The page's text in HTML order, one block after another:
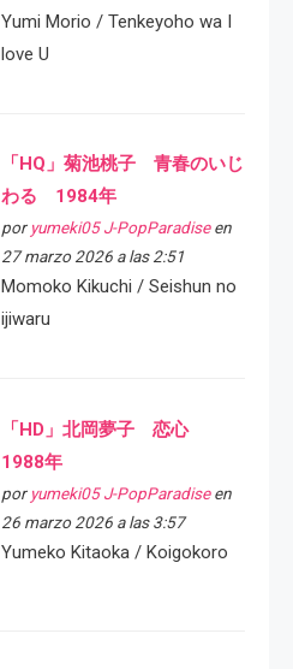
Yumi Morio / Tenkeyoho wa I
love U
「HQ」菊池桃子 青春のいじ
わる 1984年
por yumeki05 J-PopParadiseen
27 marzo 2026 a las 2:51
Momoko Kikuchi / Seishun no
ijiwaru
「HD」北岡夢子 恋心
1988年
por yumeki05 J-PopParadiseen
26 marzo 2026 a las 3:57
Yumeko Kitaoka / Koigokoro